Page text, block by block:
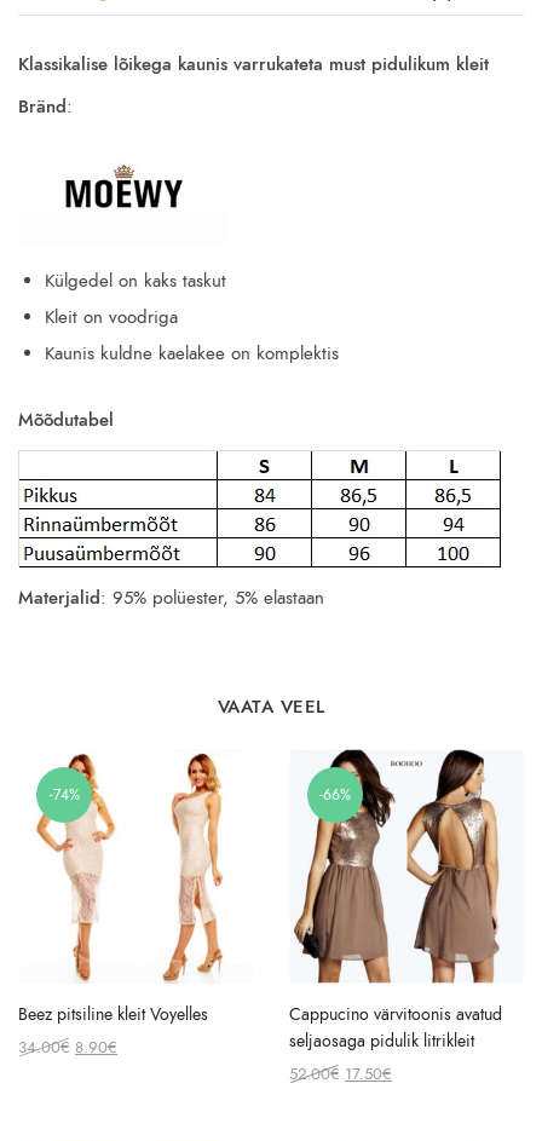
Klassikalise lõikega kaunis varrukateta must pidulikum kleit
Bränd:
Külgedel on kaks taskut
Kleit on voodriga
Kaunis kuldne kaelakee on komplektis
Mõõdutabel
Materjalid: 95% polüester, 5% elastaan
VAATA VEEL
-74%
Beez pitsiline kleit Voyelles
34.00€ Original
8.90€
-66%
Cappucino värvitoonis avatud
seljaosaga pidulik litrikleit
52.00€ Original
17.50€